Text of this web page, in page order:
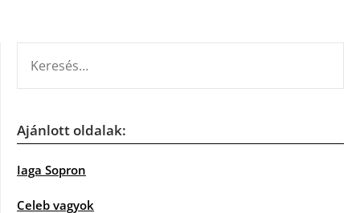
Ajánlott oldalak:
Iaga Sopron
Celeb vagyok